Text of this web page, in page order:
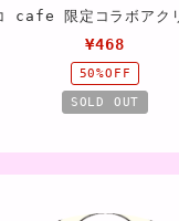
¥468
50%OFF
SOLD OUT